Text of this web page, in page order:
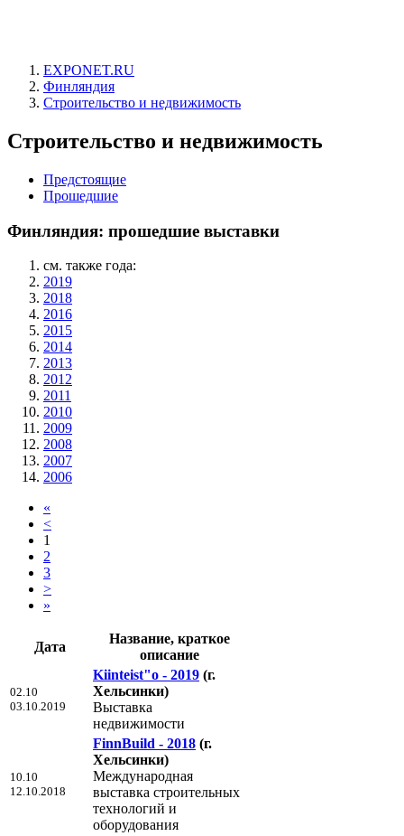
EXPONET.RU
Финляндия
Строительство и недвижимость
Строительство и недвижимость
Предстоящие
Прошедшие
Финляндия: прошедшие выставки
см. также года:
2019
2018
2016
2015
2014
2013
2012
2011
2010
2009
2008
2007
2006
«
<
1
2
3
>
»
Дата
Название, краткое
описание
02.10
03.10.2019
Kiinteist"o - 2019 (г.
Хельсинки)
Выставка
недвижимости
10.10
12.10.2018
FinnBuild - 2018 (г.
Хельсинки)
Международная
выставка строительных
технологий и
оборудования